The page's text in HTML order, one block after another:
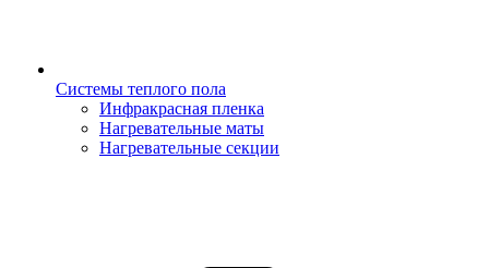
Системы теплого пола
Инфракрасная пленка
Нагревательные маты
Нагревательные секции